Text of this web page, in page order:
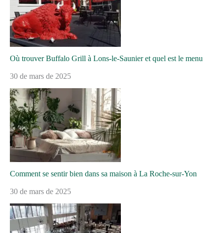
Où trouver Buffalo Grill à Lons-le-Saunier et quel est le menu
30 de mars de 2025
Comment se sentir bien dans sa maison à La Roche-sur-Yon
30 de mars de 2025